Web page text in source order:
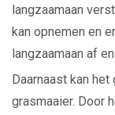
langzaamaan
kan opnemen en
langzaamaan af
Daarnaast kan
grasmaaier. Door